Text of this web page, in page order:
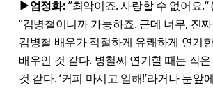
▶엄정화:”최악이죠. 사랑할 수 없어요.“
”김병철이니까 가능하죠. 근데 너무, 진
김병철 배우가 적절하게 유쾌하게 연기
배우인 것 같다. 병철씨 연기할 때는 작
것 같다. ‘커피 마시고 일해!’라거나 눈앞